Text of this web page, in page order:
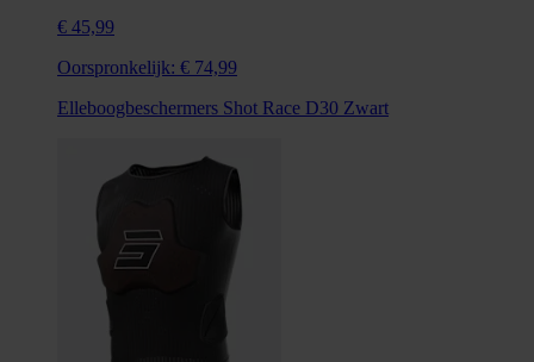
€ 45,99
Oorspronkelijk: € 74,99
Elleboogbeschermers Shot Race D30 Zwart